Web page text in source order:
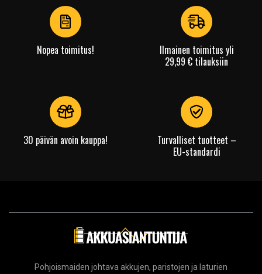
Nopea toimitus!
Ilmainen toimitus yli
29,99 € tilauksiin
30 päivän avoin kauppa!
Turvalliset tuotteet –
EU-standardi
Pohjoismaiden johtava akkujen, paristojen ja laturien